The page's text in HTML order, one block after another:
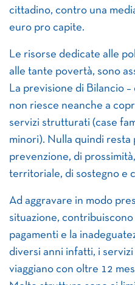
cittadino, contro una
euro pro capite.
Le risorse dedicate alle
alle tante povertà, sono
La previsione di Bilancio
non riesce neanche a
servizi strutturati (case
minori). Nulla quindi resta
prevenzione, di
territoriale, di sostegno e
Ad aggravare in modo
situazione,
pagamenti e la
diversi anni infatti, i
viaggiano con oltre 12